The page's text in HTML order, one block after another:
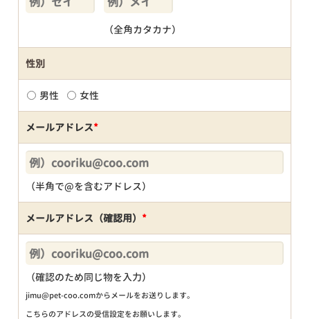
（全角カタカナ）
性別
男性 女性
メールアドレス*
（半角で@を含むアドレス）
メールアドレス（確認用） *
（確認のため同じ物を入力）
jimu@pet-coo.comからメールをお送りします。
こちらのアドレスの受信設定をお願いします。